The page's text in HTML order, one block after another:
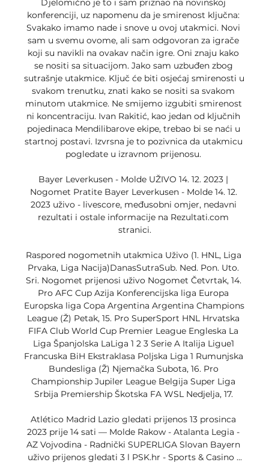
Djelomično je to i sam priznao na novinskoj
konferenciji, uz napomenu da je smirenost ključna:
Svakako imamo nade i snove u ovoj utakmici. Novi
sam u svemu ovome, ali sam odgovoran za igrače
koji su navikli na ovakav način igre. Oni znaju kako
se nositi sa situacijom. Jako sam uzbuđen zbog
sutrašnje utakmice. Ključ će biti osjećaj smirenosti u
svakom trenutku, znati kako se nositi sa svakom
minutom utakmice. Ne smijemo izgubiti smirenost
ni koncentraciju. Ivan Rakitić, kao jedan od ključnih
pojedinaca Mendilibarove ekipe, trebao bi se naći u
startnoj postavi. Izvrsna je to pozivnica da utakmicu
pogledate u izravnom prijenosu.
Bayer Leverkusen - Molde UŽIVO 14. 12. 2023 |
Nogomet Pratite Bayer Leverkusen - Molde 14. 12.
2023 uživo - livescore, međusobni omjer, nedavni
rezultati i ostale informacije na Rezultati.com
stranici.
Raspored nogometnih utakmica Uživo (1. HNL, Liga
Prvaka, Liga Nacija)DanasSutraSub. Ned. Pon. Uto.
Sri. Nogomet prijenosi uživo Nogomet Četvrtak, 14.
Pro AFC Cup Azija Konferencijska liga Europa
Europska liga Copa Argentina Argentina Champions
League (Ž) Petak, 15. Pro SuperSport HNL Hrvatska
FIFA Club World Cup Premier League Engleska La
Liga Španjolska LaLiga 1 2 3 Serie A Italija Ligue1
Francuska BiH Ekstraklasa Poljska Liga 1 Rumunjska
Bundesliga (Ž) Njemačka Subota, 16. Pro
Championship Jupiler League Belgija Super Liga
Srbija Premiership Škotska FA WSL Nedjelja, 17.
Atlético Madrid Lazio gledati prijenos 13 prosinca
2023 prije 14 sati — Molde Rakow - Atalanta Legia -
AZ Vojvodina - Radnički SUPERLIGA Slovan Bayern
uživo prijenos gledati 3 l PSK.hr - Sports & Casino ...